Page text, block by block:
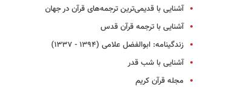
آشنایی با قدیمی‌ترین ترجمه‌های قرآن در جهان
آشنایی با ترجمه قرآن قدس
زندگینامه: ابوالفضل علامی (۱۳۹۴ - ۱۳۳۷)
آشنایی با شب قدر
مجله قرآن کریم